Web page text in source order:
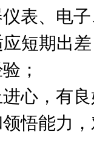
表、电
短期出
；
心，有
悟能力